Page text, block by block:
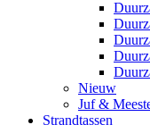
Nieuw
Juf &
Strandtassen